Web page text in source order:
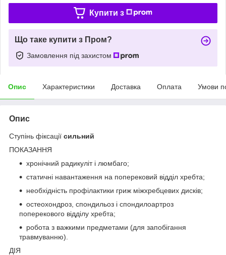
Купити з
Що таке купити з Пром?
Замовлення під захистом
Опис Характеристики Доставка Оплата Умови
Опис
Ступінь фіксації сильний
ПОКАЗАННЯ
хронічний радикуліт і люмбаго;
статичні навантаження на поперековий відділ хребта;
необхідність профілактики гриж міжхребцевих дисків;
остеохондроз, спондильоз і спондилоартроз
поперекового відділу хребта;
робота з важкими предметами (для запобігання
травмуванню).
ДІЯ